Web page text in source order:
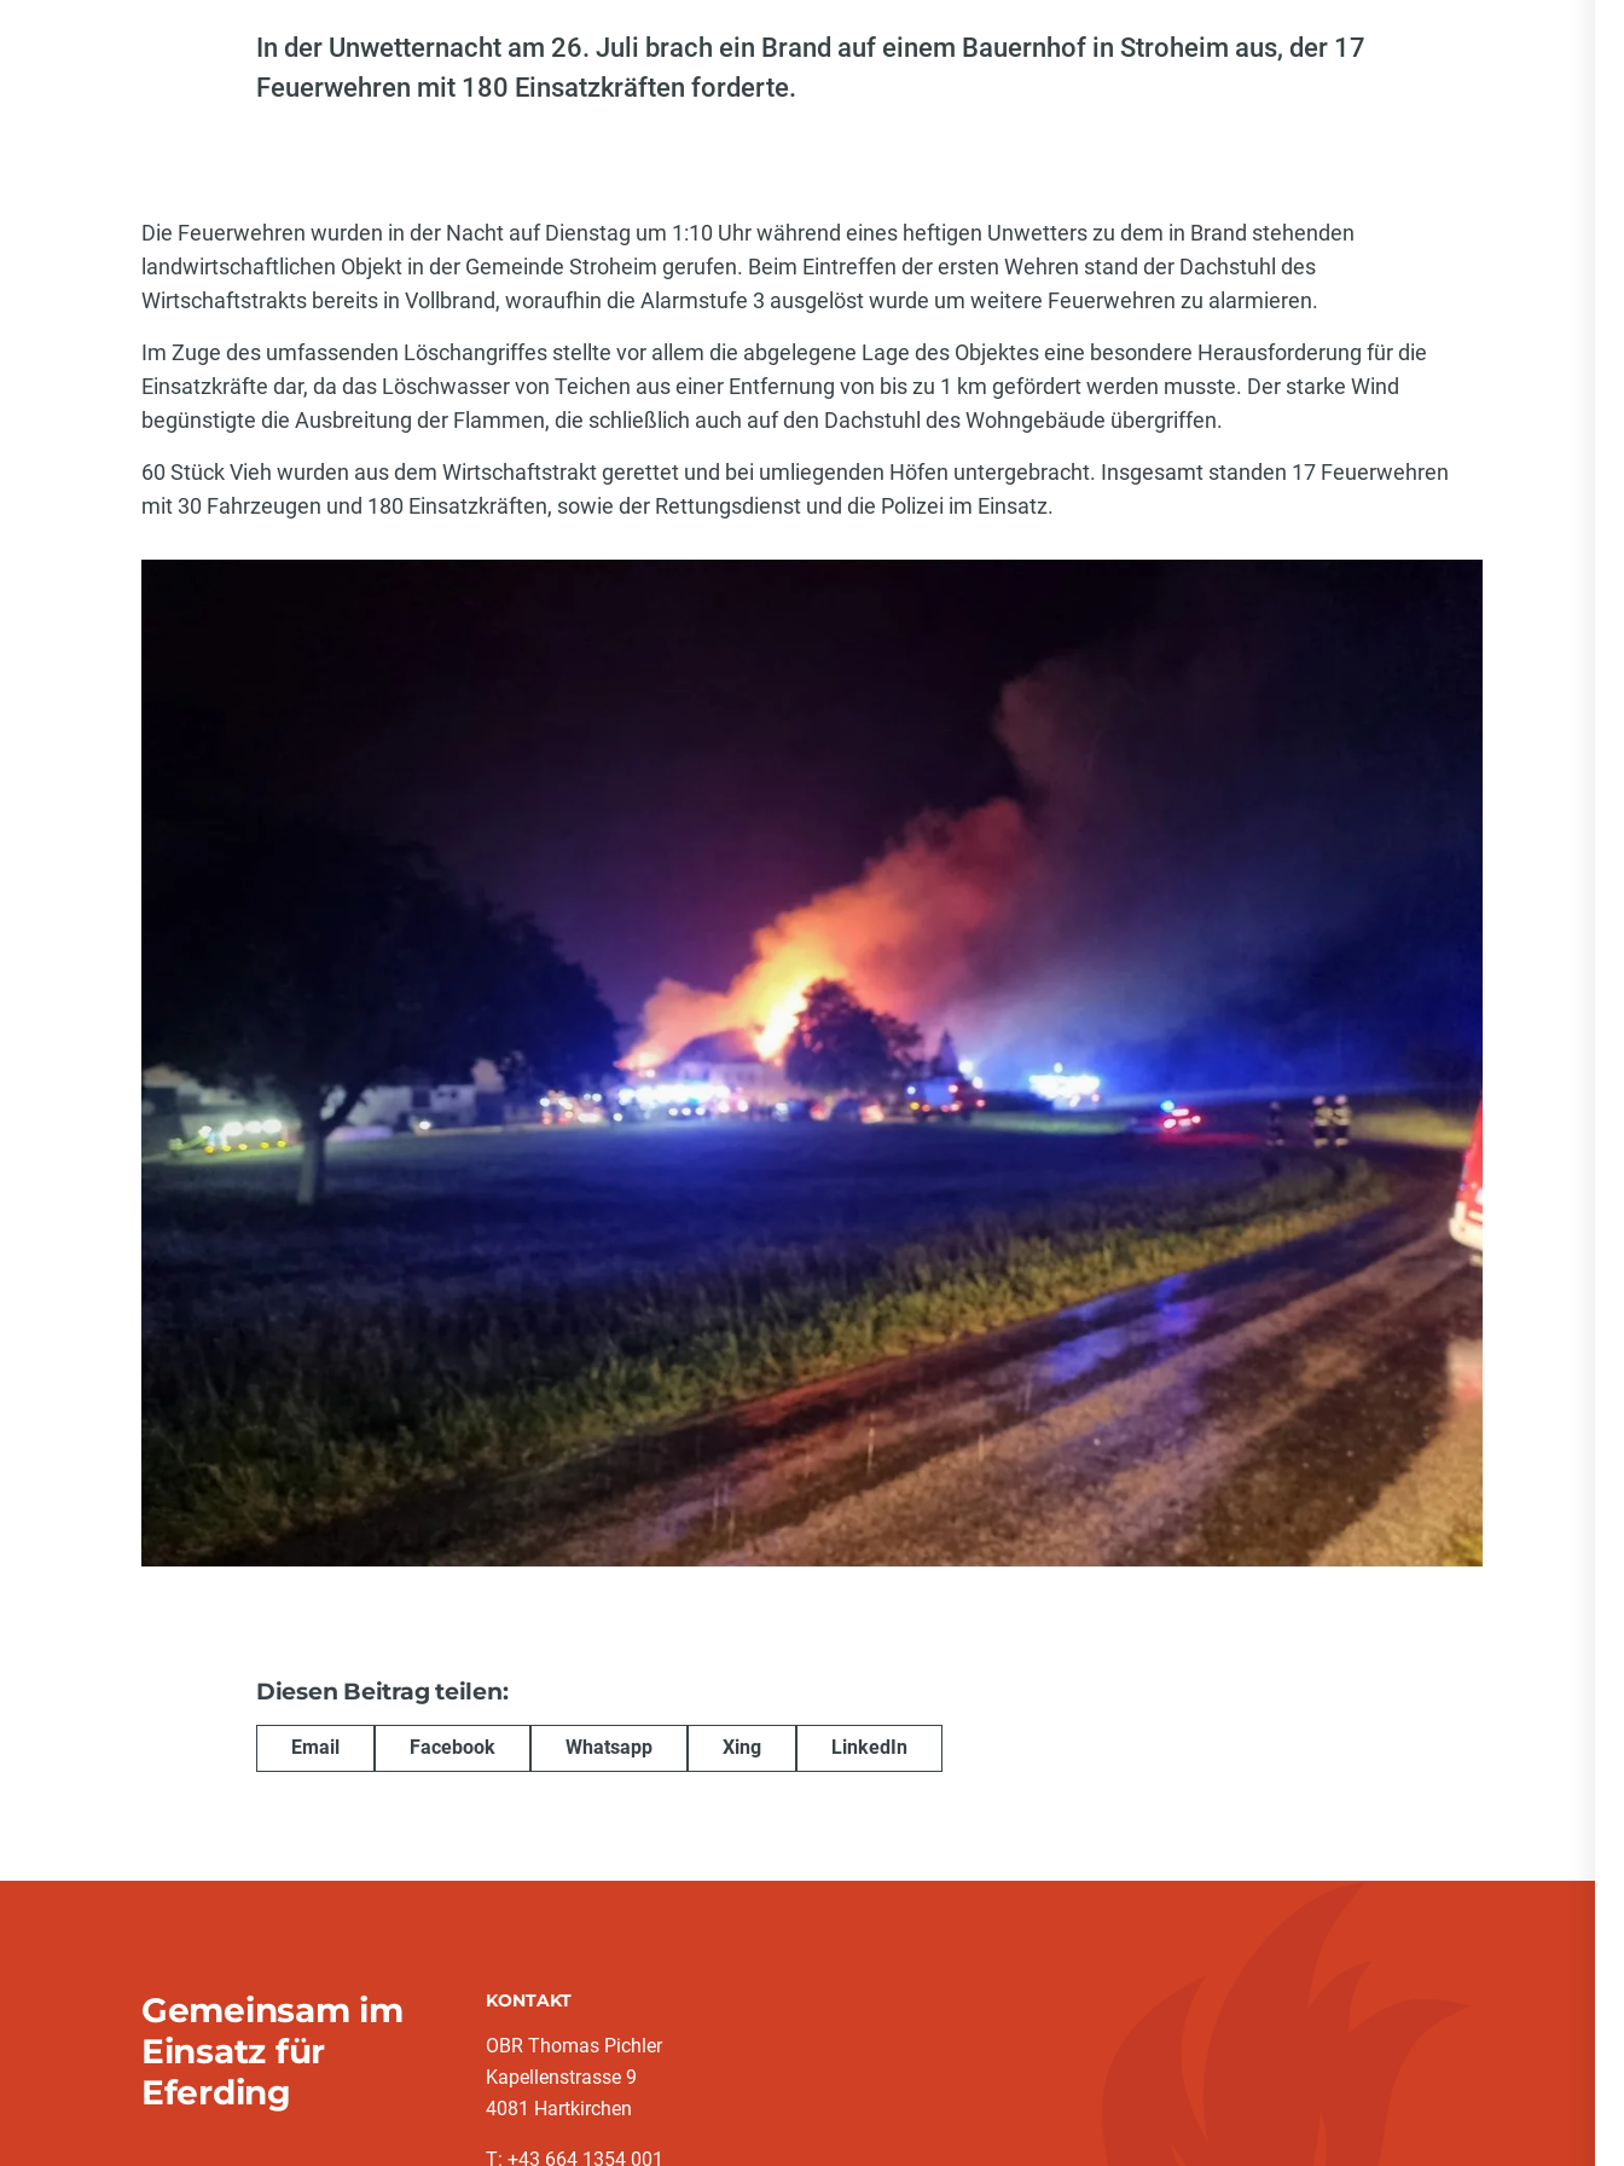
In der Unwetternacht am 26. Juli brach ein Brand auf einem Bauernhof in Stroheim aus, der 17
Feuerwehren mit 180 Einsatzkräften forderte.
Die Feuerwehren wurden in der Nacht auf Dienstag um 1:10 Uhr während eines heftigen Unwetters zu dem in Brand stehenden
landwirtschaftlichen Objekt in der Gemeinde Stroheim gerufen. Beim Eintreffen der ersten Wehren stand der Dachstuhl des
Wirtschaftstrakts bereits in Vollbrand, woraufhin die Alarmstufe 3 ausgelöst wurde um weitere Feuerwehren zu alarmieren.
Im Zuge des umfassenden Löschangriffes stellte vor allem die abgelegene Lage des Objektes eine besondere Herausforderung für die
Einsatzkräfte dar, da das Löschwasser von Teichen aus einer Entfernung von bis zu 1 km gefördert werden musste. Der starke Wind
begünstigte die Ausbreitung der Flammen, die schließlich auch auf den Dachstuhl des Wohngebäude übergriffen.
60 Stück Vieh wurden aus dem Wirtschaftstrakt gerettet und bei umliegenden Höfen untergebracht. Insgesamt standen 17 Feuerwehren
mit 30 Fahrzeugen und 180 Einsatzkräften, sowie der Rettungsdienst und die Polizei im Einsatz.
Diesen Beitrag teilen:
Email Facebook Whatsapp Xing LinkedIn
Gemeinsam im
Einsatz für
Eferding
KONTAKT
OBR Thomas Pichler
Kapellenstrasse 9
4081 Hartkirchen
T: +43 664 1354 001